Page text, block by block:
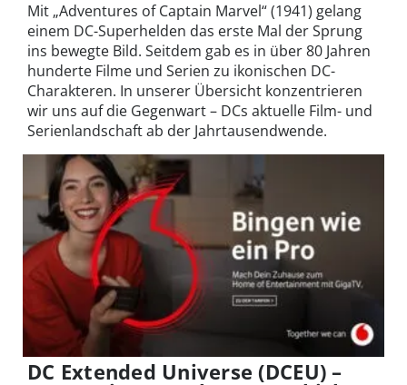
Mit „Adventures of Captain Marvel“ (1941) gelang
einem DC-Superhelden das erste Mal der Sprung
ins bewegte Bild. Seitdem gab es in über 80 Jahren
hunderte Filme und Serien zu ikonischen DC-
Charakteren. In unserer Übersicht konzentrieren
wir uns auf die Gegenwart – DCs aktuelle Film- und
Serienlandschaft ab der Jahrtausendwende.
DC Extended Universe (DCEU) –